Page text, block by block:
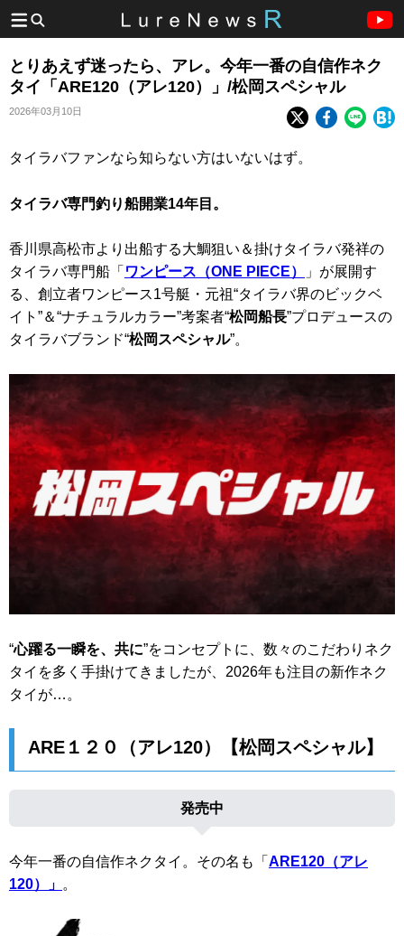
とりあえず迷ったら、アレ。今年一番の自信作ネク
タイ「ARE120（アレ120）」/松岡スペシャル
2026年03月10日
タイラバファンなら知らない方はいないはず。
タイラバ専門釣り船開業14年目。
香川県高松市より出船する大鯛狙い＆掛けタイラバ発祥の
タイラバ専門船「 ワンピース（ONE PIECE）
」が展開す
る、創立者ワンピース1号艇・元祖“タイラバ界のビックベ
イト”＆“ナチュラルカラー”考案者“松岡船長”プロデュースの
タイラバブランド“松岡スペシャル”。
“心躍る一瞬を、共に”をコンセプトに、数々のこだわりネク
タイを多く手掛けてきましたが、2026年も注目の新作ネク
タイが…。
ARE１２０（アレ120）【松岡スペシャル】
発売中
今年一番の自信作ネクタイ。その名も「 ARE120（アレ
120）」 。